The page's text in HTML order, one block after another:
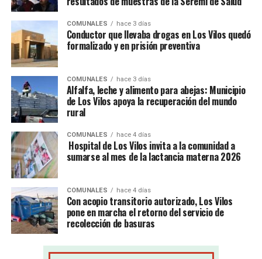
COMUNALES hace 3 días
Conductor que llevaba drogas en Los Vilos quedó
formalizado y en prisión preventiva
COMUNALES hace 3 días
Alfalfa, leche y alimento para abejas: Municipio
de Los Vilos apoya la recuperación del mundo
rural
COMUNALES hace 4 días
Hospital de Los Vilos invita a la comunidad a
sumarse al mes de la lactancia materna 2026
COMUNALES hace 4 días
Con acopio transitorio autorizado, Los Vilos
pone en marcha el retorno del servicio de
recolección de basuras